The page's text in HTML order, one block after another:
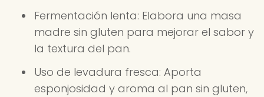
Fermentación lenta: Elabora una masa
madre sin gluten para mejorar el sabor y
la textura del pan.
Uso de levadura fresca: Aporta
esponjosidad y aroma al pan sin gluten,